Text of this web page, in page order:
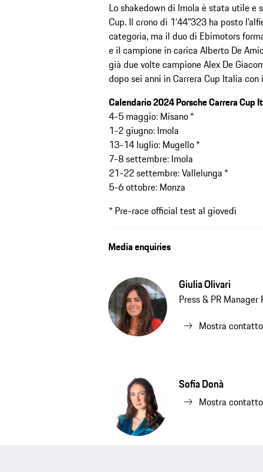
Lo shakedown di Imola è stata utile
Cup. Il crono di 1’44”323 ha posto
categoria, ma il duo di Ebimotors
e il campione in carica Alberto De
già due volte campione Alex De
dopo sei anni in Carrera Cup Italia con
Calendario 2024 Porsche Carrera Cup
4-5 maggio: Misano *
1-2 giugno: Imola
13-14 luglio: Mugello *
7-8 settembre: Imola
21-22 settembre: Vallelunga *
5-6 ottobre: Monza
* Pre-race official test al giovedì
Media enquiries
Giulia Olivari
Press & PR
Mostra contatto
Sofia Donà
Mostra contatto